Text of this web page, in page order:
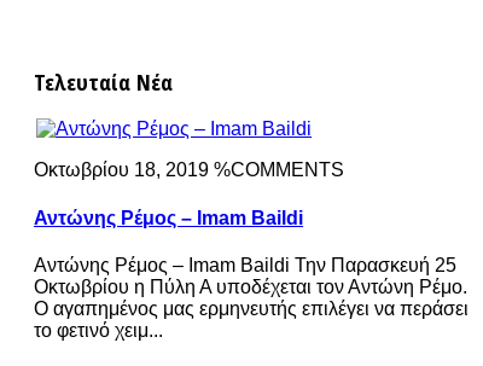
Τελευταία Νέα
Οκτωβρίου 18, 2019 %COMMENTS
Αντώνης Ρέμος – Imam Baildi
Αντώνης Ρέμος – Imam Baildi Την Παρασκευή 25
Οκτωβρίου η Πύλη Α υποδέχεται τον Αντώνη Ρέμο.
Ο αγαπημένος μας ερμηνευτής επιλέγει να περάσει
το φετινό χειμ...